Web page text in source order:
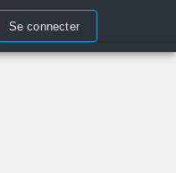
Se connecter